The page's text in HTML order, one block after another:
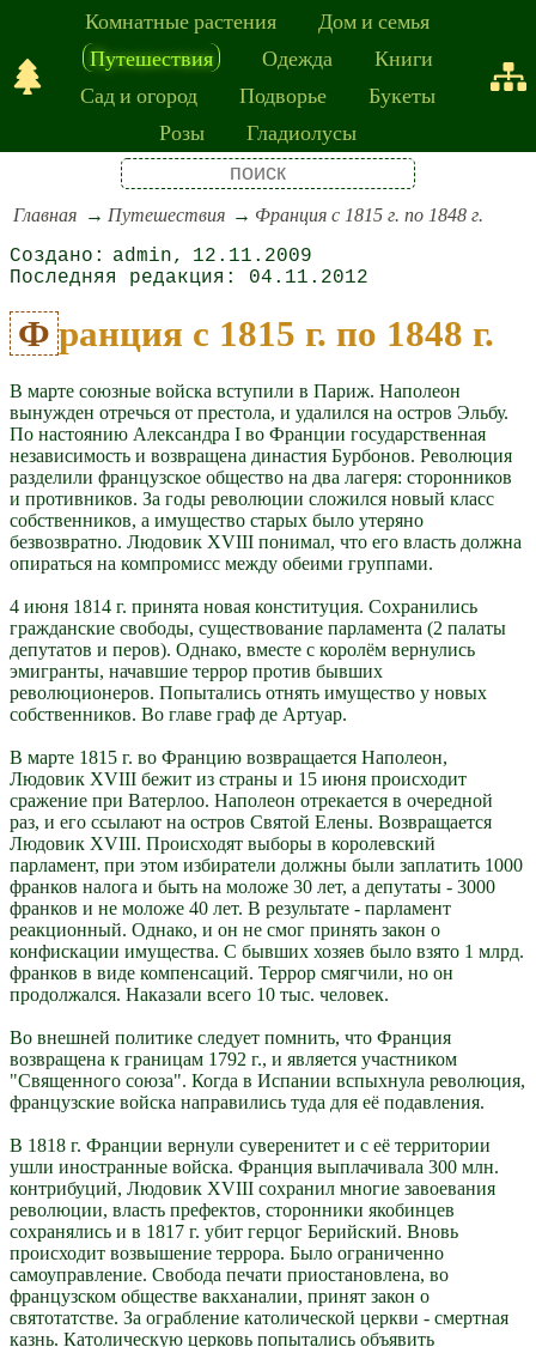
Комнатные растения
Дом и семья
Путешествия
Одежда
Книги
Сад и огород
Подворье
Букеты
Розы
Гладиолусы
Главная Путешествия Франция с 1815 г. по 1848 г.
admin
12.11.2009
04.11.2012
Франция с 1815 г. по 1848 г.
В марте союзные войска вступили в Париж. Наполеон
вынужден отречься от престола, и удалился на остров Эльбу.
По настоянию Александра I во Франции государственная
независимость и возвращена династия Бурбонов. Революция
разделили французское общество на два лагеря: сторонников
и противников. За годы революции сложился новый класс
собственников, а имущество старых было утеряно
безвозвратно. Людовик XVIII понимал, что его власть должна
опираться на компромисс между обеими группами.
4 июня 1814 г. принята новая конституция. Сохранились
гражданские свободы, существование парламента (2 палаты
депутатов и перов). Однако, вместе с королём вернулись
эмигранты, начавшие террор против бывших
революционеров. Попытались отнять имущество у новых
собственников. Во главе граф де Артуар.
В марте 1815 г. во Францию возвращается Наполеон,
Людовик XVIII бежит из страны и 15 июня происходит
сражение при Ватерлоо. Наполеон отрекается в очередной
раз, и его ссылают на остров Святой Елены. Возвращается
Людовик XVIII. Происходят выборы в королевский
парламент, при этом избиратели должны были заплатить 1000
франков налога и быть на моложе 30 лет, а депутаты - 3000
франков и не моложе 40 лет. В результате - парламент
реакционный. Однако, и он не смог принять закон о
конфискации имущества. С бывших хозяев было взято 1 млрд.
франков в виде компенсаций. Террор смягчили, но он
продолжался. Наказали всего 10 тыс. человек.
Во внешней политике следует помнить, что Франция
возвращена к границам 1792 г., и является участником
"Священного союза". Когда в Испании вспыхнула революция,
французские войска направились туда для её подавления.
В 1818 г. Франции вернули суверенитет и с её территории
ушли иностранные войска. Франция выплачивала 300 млн.
контрибуций, Людовик XVIII сохранил многие завоевания
революции, власть префектов, сторонники якобинцев
сохранялись и в 1817 г. убит герцог Берийский. Вновь
происходит возвышение террора. Было ограниченно
самоуправление. Свобода печати приостановлена, во
французском обществе вакханалии, принят закон о
святотатстве. За ограбление католической церкви - смертная
казнь. Католическую церковь попытались объявить